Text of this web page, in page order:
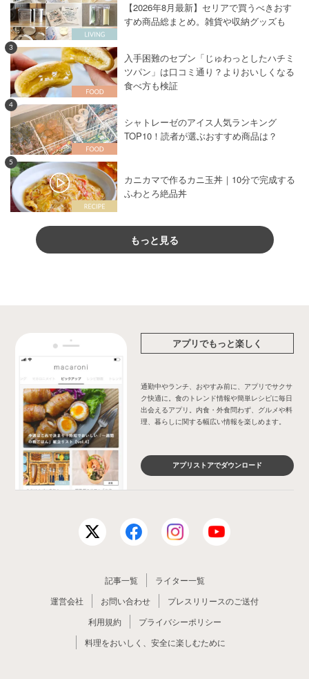
【2026年8月最新】セリアで買うべきおす
すめ商品総まとめ。雑貨や収納グッズも
3
入手困難のセブン「じゅわっとしたハチミ
ツパン」は口コミ通り？よりおいしくなる
食べ方も検証
4
シャトレーゼのアイス人気ランキング
TOP10！読者が選ぶおすすめ商品は？
5
カニカマで作るカニ玉丼｜10分で完成する
ふわとろ絶品丼
もっと見る
アプリでもっと楽しく
通勤中やランチ、おやすみ前に、アプリでサクサ
ク快適に。食のトレンド情報や簡単レシピに毎日
出会えるアプリ。内食・外食問わず、グルメや料
理、暮らしに関する幅広い情報を楽しめます。
アプリストアでダウンロード
記事一覧
ライター一覧
運営会社
お問い合わせ
プレスリリースのご送付
利用規約
プライバシーポリシー
料理をおいしく、安全に楽しむために